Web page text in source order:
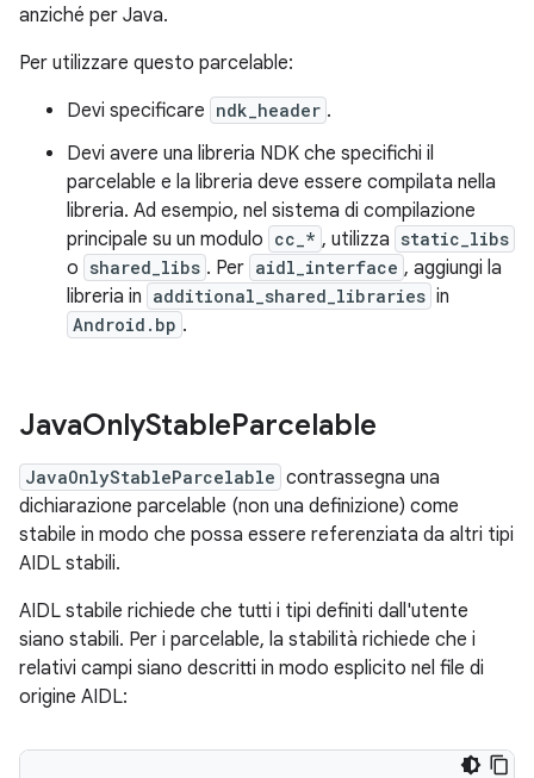
anziché per Java.
Per utilizzare questo parcelable:
Devi specificare ndk_header .
Devi avere una libreria NDK che specifichi il
parcelable e la libreria deve essere compilata nella
libreria. Ad esempio, nel sistema di compilazione
principale su un modulo cc_* , utilizza static_libs
o shared_libs . Per aidl_interface , aggiungi la
libreria in additional_shared_libraries in
Android.bp .
JavaOnlyStableParcelable
JavaOnlyStableParcelable contrassegna una
dichiarazione parcelable (non una definizione) come
stabile in modo che possa essere referenziata da altri tipi
AIDL stabili.
AIDL stabile richiede che tutti i tipi definiti dall'utente
siano stabili. Per i parcelable, la stabilità richiede che i
relativi campi siano descritti in modo esplicito nel file di
origine AIDL: